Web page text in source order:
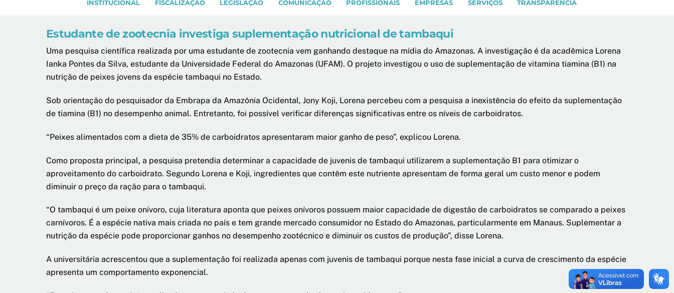
INSTITUCIONAL FISCALIZAÇÃO LEGISLAÇÃO COMUNICAÇÃO PROFISSIONAIS EMPRESAS SERVIÇOS TRANSPARÊNCIA
Estudante de zootecnia investiga suplementação nutricional de tambaqui
Uma pesquisa científica realizada por uma estudante de zootecnia vem ganhando destaque na mídia do Amazonas. A investigação é da acadêmica Lorena
Ianka Pontes da Silva, estudante da Universidade Federal do Amazonas (UFAM). O projeto investigou o uso de suplementação de vitamina tiamina (B1) na
nutrição de peixes jovens da espécie tambaqui no Estado.
Sob orientação do pesquisador da Embrapa da Amazônia Ocidental, Jony Koji, Lorena percebeu com a pesquisa a inexistência do efeito da suplementação
de tiamina (B1) no desempenho animal. Entretanto, foi possível verificar diferenças significativas entre os níveis de carboidratos.
“Peixes alimentados com a dieta de 35% de carboidratos apresentaram maior ganho de peso”, explicou Lorena.
Como proposta principal, a pesquisa pretendia determinar a capacidade de juvenis de tambaqui utilizarem a suplementação B1 para otimizar o
aproveitamento do carboidrato. Segundo Lorena e Koji, ingredientes que contêm este nutriente apresentam de forma geral um custo menor e podem
diminuir o preço da ração para o tambaqui.
“O tambaqui é um peixe onívoro, cuja literatura aponta que peixes onívoros possuem maior capacidade de digestão de carboidratos se comparado a peixes
carnívoros. É a espécie nativa mais criada no país e tem grande mercado consumidor no Estado do Amazonas, particularmente em Manaus. Suplementar a
nutrição da espécie pode proporcionar ganhos no desempenho zootécnico e diminuir os custos de produção”, disse Lorena.
A universitária acrescentou que a suplementação foi realizada apenas com juvenis de tambaqui porque nesta fase inicial a curva de crescimento da espécie
apresenta um comportamento exponencial.